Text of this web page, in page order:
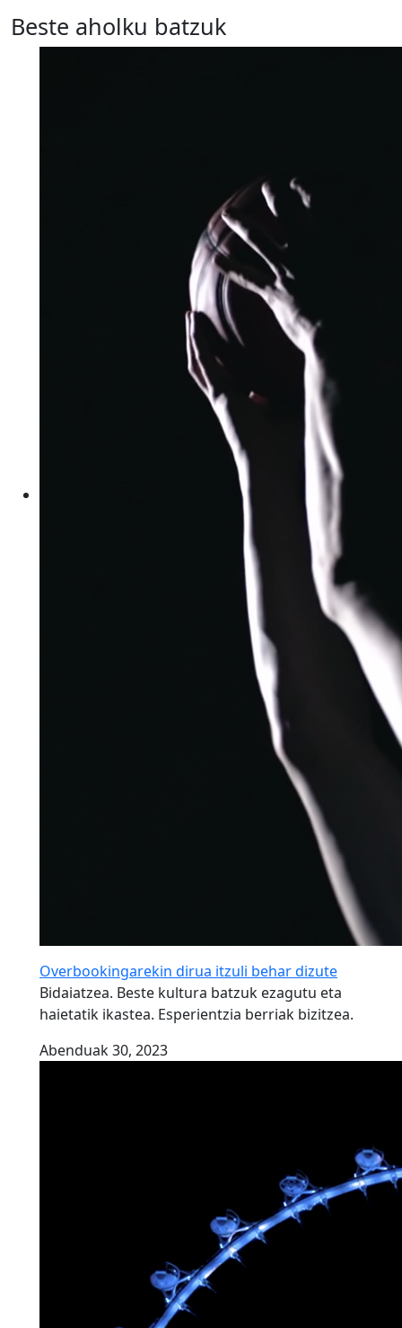
Beste aholku batzuk
Overbookingarekin dirua itzuli behar dizute
Bidaiatzea. Beste kultura batzuk ezagutu eta
haietatik ikastea. Esperientzia berriak bizitzea.
Abenduak 30, 2023